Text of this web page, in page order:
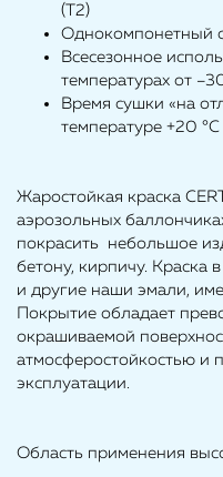
(Т2)
Однокомпонетный
Всесезонное
температурах от
Время сушки «на
температуре +20 °С
Жаростойкая краска
аэрозольных
покрасить небольшое
бетону, кирпичу. Краска
и другие наши эмали,
Покрытие обладает
окрашиваемой
атмосферостойкостью и
эксплуатации.
Область применения